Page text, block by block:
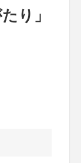
り」